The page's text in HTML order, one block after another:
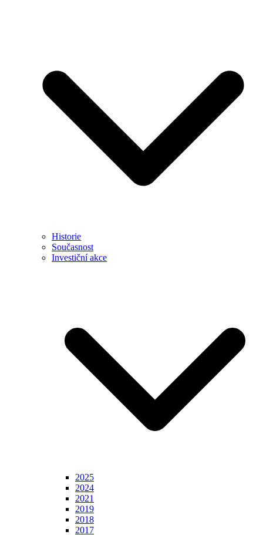
Historie
Současnost
Investiční akce
2025
2024
2021
2019
2018
2017